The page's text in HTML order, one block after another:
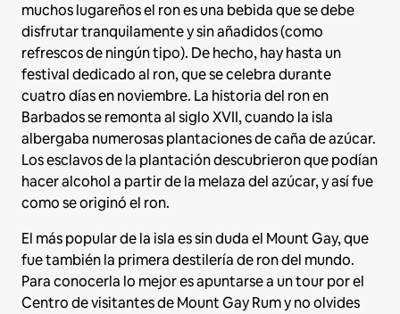
muchos lugareños el ron es una bebida que se debe
disfrutar tranquilamente y sin añadidos (como
refrescos de ningún tipo). De hecho, hay hasta un
festival dedicado al ron, que se celebra durante
cuatro días en noviembre. La historia del ron en
Barbados se remonta al siglo XVII, cuando la isla
albergaba numerosas plantaciones de caña de azúcar.
Los esclavos de la plantación descubrieron que podían
hacer alcohol a partir de la melaza del azúcar, y así fue
como se originó el ron.
El más popular de la isla es sin duda el Mount Gay, que
fue también la primera destilería de ron del mundo.
Para conocerla lo mejor es apuntarse a un tour por el
Centro de visitantes de Mount Gay Rum y no olvides